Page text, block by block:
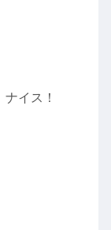
ナイス！